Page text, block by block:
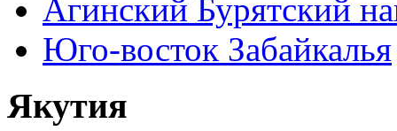
Агинский Бурятский
Юго-восток Забайкалья
Якутия